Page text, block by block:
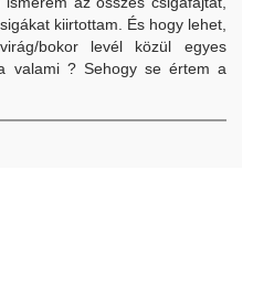
kiirtottam. És hogy lehet,
bokor levél közül egyes
valami ? Sehogy se értem a